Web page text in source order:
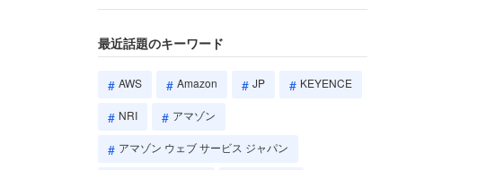
最近話題のキーワード
AWS Amazon JP KEYENCE
NRI アマゾン
アマゾン ウェブ サービス ジャパン